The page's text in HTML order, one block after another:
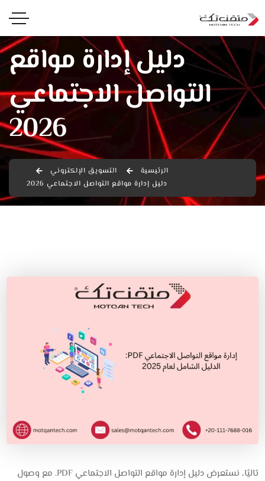
دليل إدارة مواقع
التواصل الاجتماعي
2026
الرئيسية
التسويق الإلكتروني
دليل إدارة مواقع التواصل الاجتماعي 2026
تاليًا، نستعرض دليل إدارة مواقع التواصل الاجتماعي PDF. مع وصول